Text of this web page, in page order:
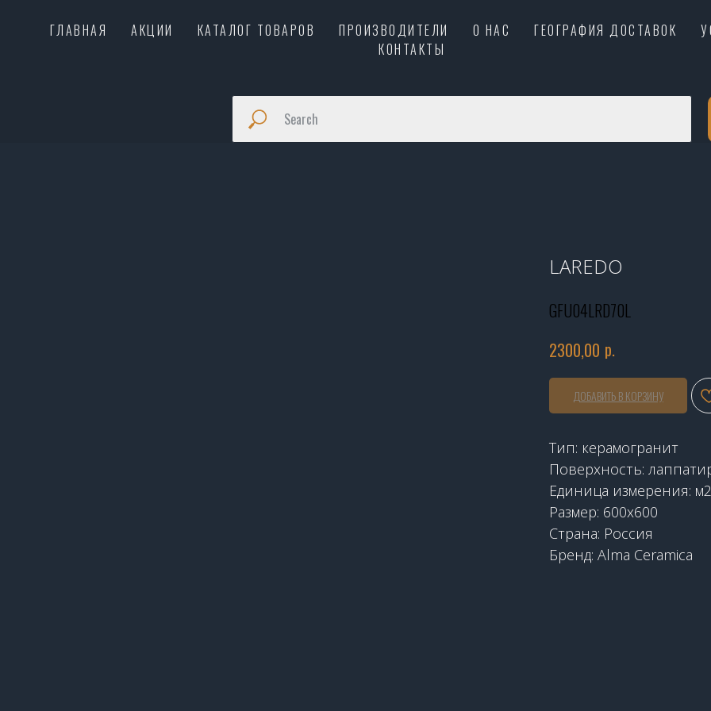
ГЛАВНАЯ АКЦИИ КАТАЛОГ ТОВАРОВ ПРОИЗВОДИТЕЛИ О НАС ГЕОГРАФИЯ ДОСТАВОК
КОНТАКТЫ
LAREDO
GFU04LRD70L
2300,00 р.
ДОБАВИТЬ В КОРЗИНУ
Тип: керамогранит
Поверхность:
Единица измерения: м2
Размер: 600x600
Страна: Россия
Бренд: Alma Ceramica